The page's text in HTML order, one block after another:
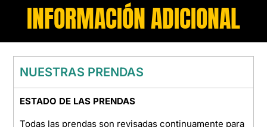
INFORMACIÓN ADICIONAL
NUESTRAS PRENDAS
ESTADO DE LAS PRENDAS
Todas las prendas son revisadas continuamente para